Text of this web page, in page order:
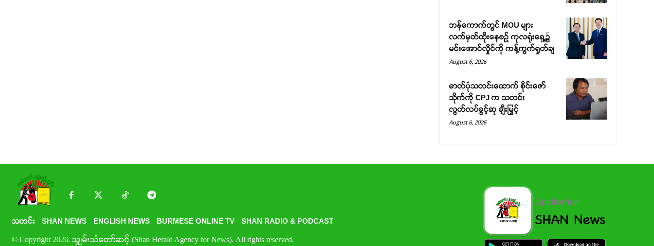
ဘန်ကောက်တွင် MOU များ
လက်မှတ်ထိုးနေစဉ် ကုလရုံးရှေ့၌
မင်းအောင်လှိုင်ကို ကန့်ကွက်ရှုတ်ချ
August 6, 2026
ဓာတ်ပုံသတင်းထောက် စိုင်းဇော်
သိုက်ကို CPJ က သတင်း
လွတ်လပ်ခွင့်ဆု ချီးမြှင့်
August 6, 2026
သတင်း SHAN NEWS ENGLISH NEWS BURMESE ONLINE TV SHAN RADIO & PODCAST
© Copyright 2026. သျှမ်းသံတော်ဆင့် (Shan Herald Agency for News). All rights reserved.